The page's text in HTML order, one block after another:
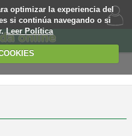
optimizar la experiencia del
si continúa navegando o si
Leer Política